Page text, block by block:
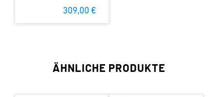
309,00 €
ÄHNLICHE PRODUKTE